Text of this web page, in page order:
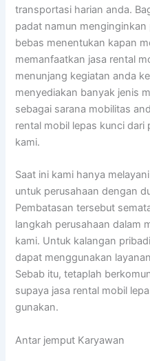
transportasi harian anda.
padat namun
bebas menentukan kapan
memanfaatkan jasa rental
menunjang kegiatan anda
menyediakan banyak jenis
sebagai sarana mobilitas
rental mobil lepas kunci
kami.
Saat ini kami hanya
untuk perusahaan dengan
Pembatasan tersebut
langkah perusahaan dalam
kami. Untuk kalangan
dapat menggunakan
Sebab itu, tetaplah
supaya jasa rental mobil
gunakan.
Antar jemput Karyawan